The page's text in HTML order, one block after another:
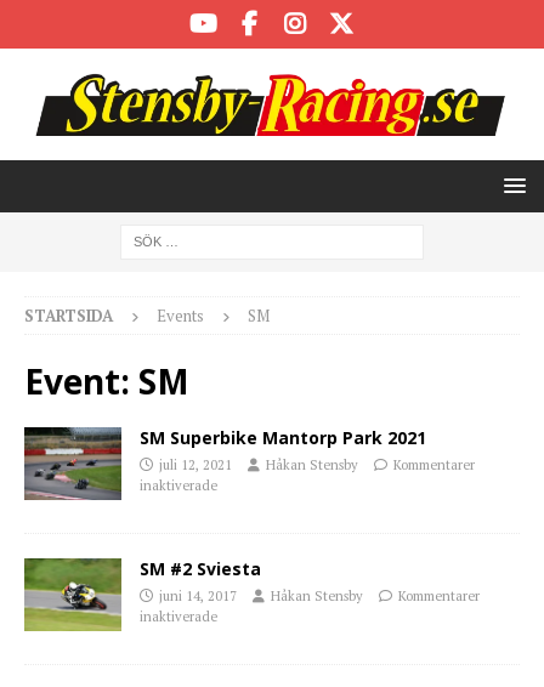
STARTSIDA Events SM
Event: SM
SM Superbike Mantorp Park 2021
juli 12, 2021 Håkan Stensby
Kommentarer
inaktiverade
SM #2 Sviesta
juni 14, 2017 Håkan Stensby
Kommentarer
inaktiverade